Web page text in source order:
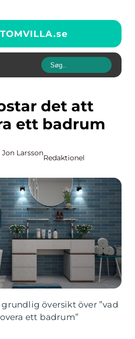
se
ett badrum
Jon Larsson
Redaktionel
översikt över ”vad
ett badrum”